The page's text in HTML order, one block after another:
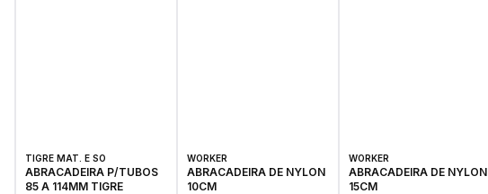
TIGRE MAT. E SO
ABRACADEIRA P/TUBOS
85 A 114MM TIGRE
WORKER
ABRACADEIRA DE NYLON
10CM
WORKER
ABRACADEIRA DE NYLON
15CM